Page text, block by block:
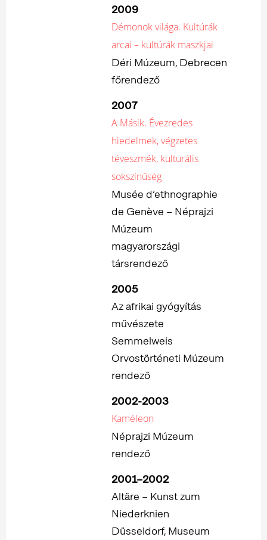
2009
Démonok világa. Kultúrák
arcai – kultúrák maszkjai
Déri Múzeum, Debrecen
főrendező
2007
A Másik. Évezredes
hiedelmek, végzetes
téveszmék, kulturális
sokszínűség
Musée d’ethnographie
de Genève – Néprajzi
Múzeum
magyarországi
társrendező
2005
Az afrikai gyógyítás
művészete
Semmelweis
Orvostörténeti Múzeum
rendező
2002-2003
Kaméleon
Néprajzi Múzeum
rendező
2001–2002
Altäre – Kunst zum
Niederknien
Düsseldorf, Museum